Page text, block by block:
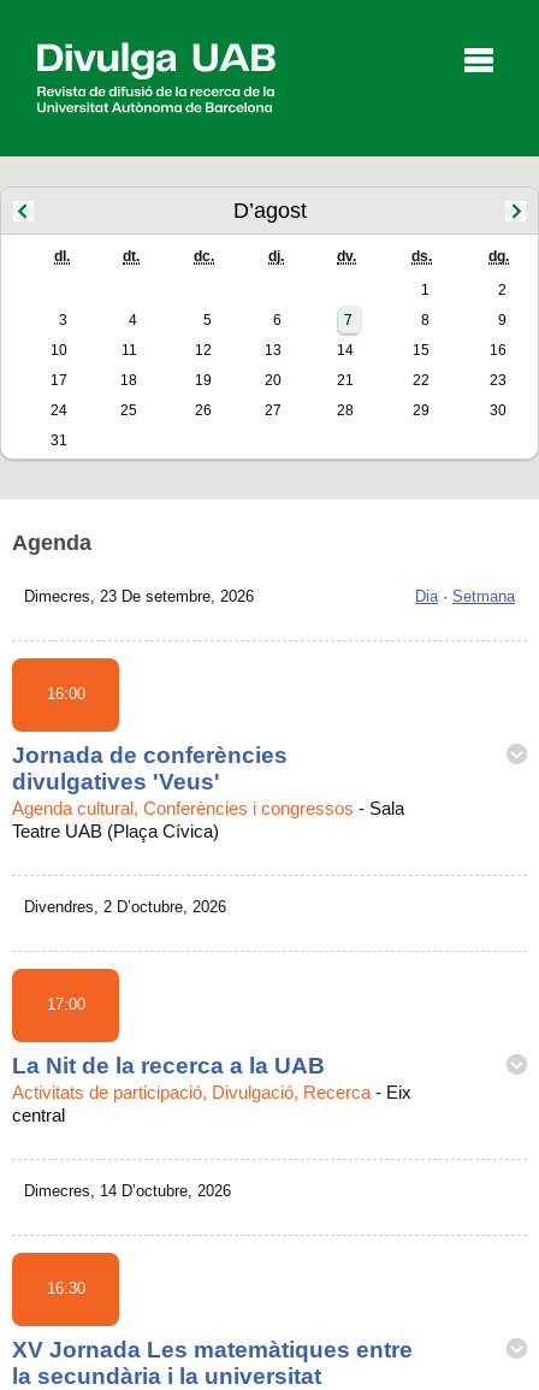
Articles Entrevistes Vídeos
English Español
D’agost
dl. dt. dc. dj. dv. ds. dg.
1
2
3
4 5 6 7 8
9
10
11 12 13 14 15
16
17
18 19 20 21 22
23
24
25 26 27 28 29
30
31
Agenda
Dimecres, 23 De setembre, 2026 Dia · Setmana
16:00
Jornada de conferències
divulgatives 'Veus'
Agenda cultural, Conferències i congressos - Sala
Teatre UAB (Plaça Cívica)
Divendres, 2 D’octubre, 2026
17:00
La Nit de la recerca a la UAB
Activitats de participació, Divulgació, Recerca - Eix
central
Dimecres, 14 D’octubre, 2026
16:30
XV Jornada Les matemàtiques entre
la secundària i la universitat